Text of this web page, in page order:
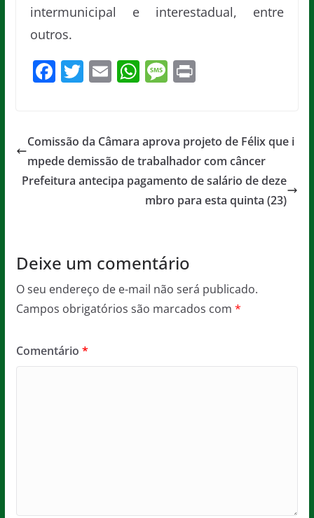
intermunicipal e interestadual, entre
outros.
F
e
b
o
T
er
E
l
W
s
A
p
p
M
a
g
e
Pr
Comissão da Câmara aprova projeto de Félix que i
mpede demissão de trabalhador com câncer
Prefeitura antecipa pagamento de salário de deze
mbro para esta quinta (23)
Deixe um comentário
O seu endereço de e-mail não será publicado.
Campos obrigatórios são marcados com *
Comentário *